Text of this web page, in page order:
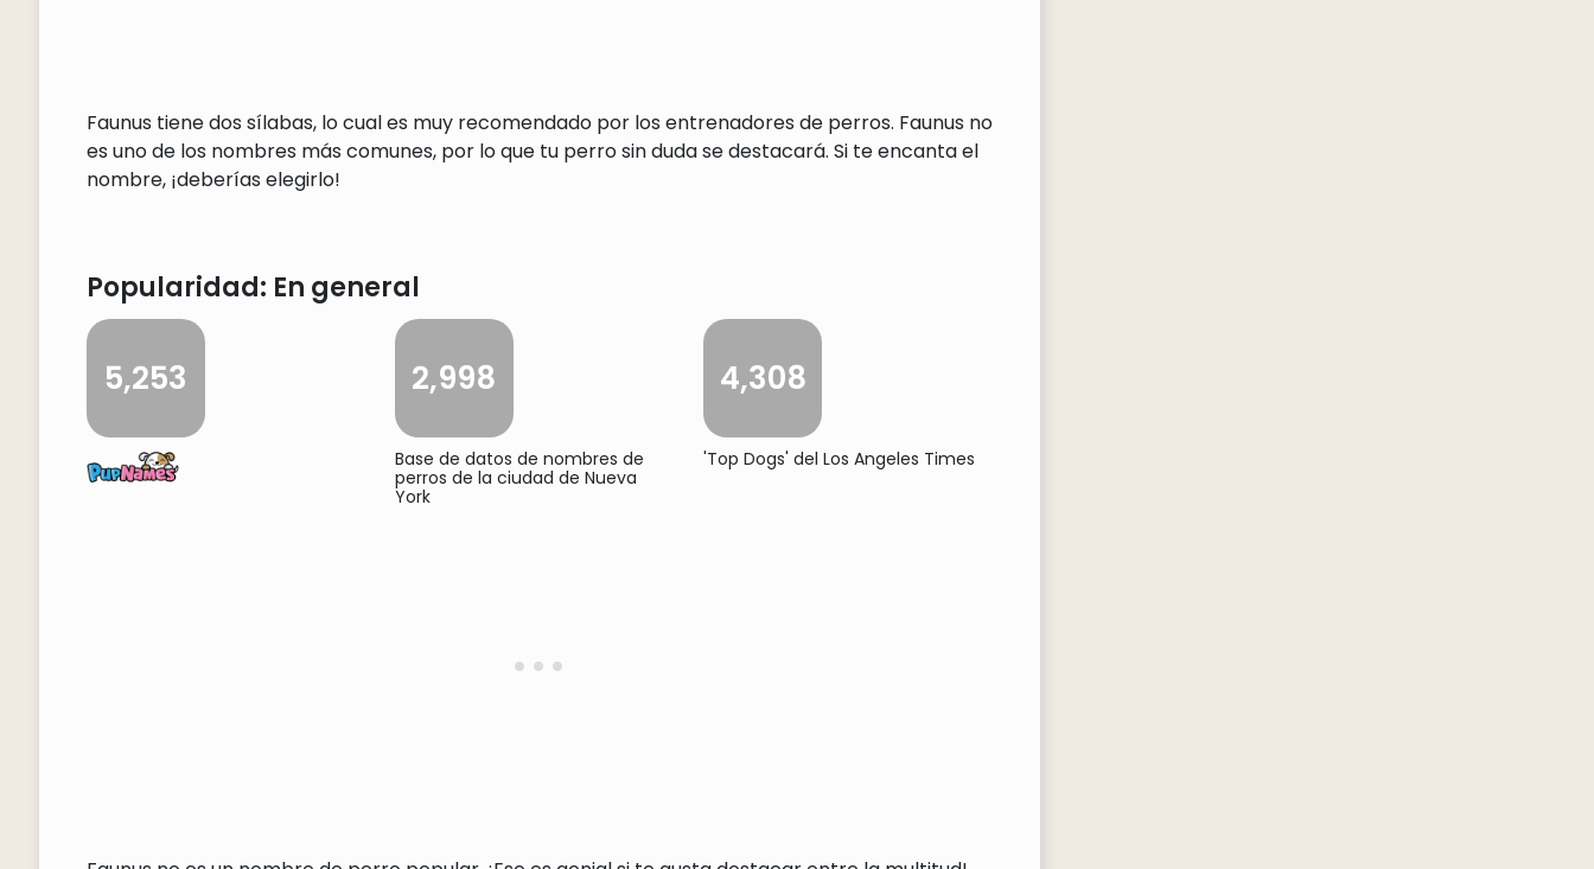
Faunus tiene dos sílabas, lo cual es muy recomendado por los entrenadores de perros. Faunus no
es uno de los nombres más comunes, por lo que tu perro sin duda se destacará. Si te encanta el
nombre, ¡deberías elegirlo!
Popularidad: En general
5,253 2,998
Base de datos de nombres de
perros de la ciudad de Nueva
York
4,308
'Top Dogs' del Los Angeles Times